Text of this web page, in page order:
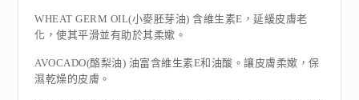
WHEAT GERM OIL(小麥胚芽油) 含維生素E，延緩皮膚老
化，使其平滑並有助於其柔嫰。
AVOCADO(酪梨油) 油富含維生素E和油酸。讓皮膚柔嫰，保
濕乾燥的皮膚。